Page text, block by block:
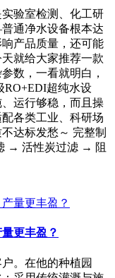
验室检测、化工研
通净水设备根本达
产品质量，还可能
就给大家推荐一款
数，一看就明白，
RO+EDI超纯水设
运行够稳，而且操
各类工业、科研场
达标发愁～ 完整制
→ 活性炭过滤 → 阻
更丰盈？
。在他的种植园